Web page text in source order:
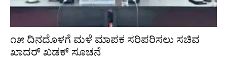
೧೫ ದಿನದೊಳಗೆ ಮಳೆ ಮಾಪಕ ಸರಿಪರಿಸಲು ಸಚಿವ
ಖಾದರ್ ಖಡಕ್ ಸೂಚನೆ